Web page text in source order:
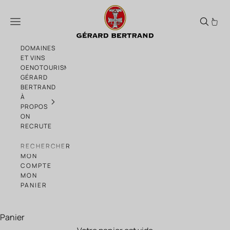
6ème Sens Rosé Bio 2024 – Vin Rosé
Menu
DOMAINES
ET VINS
OENOTOURISME
GÉRARD
BERTRAND
À
PROPOS
ON
RECRUTE
RECHERCHER
MON
COMPTE
MON
PANIER
Panier